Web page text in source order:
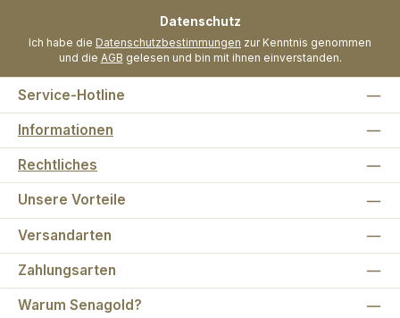
Datenschutz
Ich habe die Datenschutzbestimmungen zur Kenntnis genommen
und die AGB gelesen und bin mit ihnen einverstanden.
Service-Hotline
Informationen
Rechtliches
Unsere Vorteile
Versandarten
Zahlungsarten
Warum Senagold?